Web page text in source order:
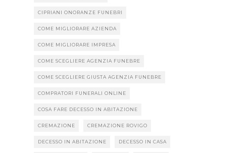
CIPRIANI ONORANZE FUNEBRI
COME MIGLIORARE AZIENDA
COME MIGLIORARE IMPRESA
COME SCEGLIERE AGENZIA FUNEBRE
COME SCEGLIERE GIUSTA AGENZIA FUNEBRE
COMPRATORI FUNERALI ONLINE
COSA FARE DECESSO IN ABITAZIONE
CREMAZIONE CREMAZIONE ROVIGO
DECESSO IN ABITAZIONE DECESSO IN CASA